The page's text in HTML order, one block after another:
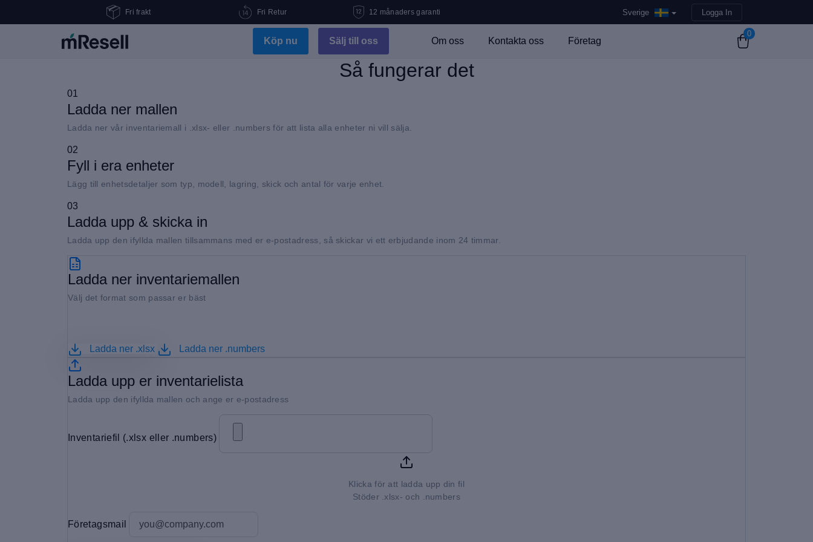
Fri frakt Fri Retur 12 månaders garanti Sverige Logga In
Köp nu Sälj till oss Om oss Kontakta oss Företag
0
Så fungerar det
01
Ladda ner mallen
Ladda ner vår inventariemall i .xlsx- eller .numbers för att lista alla enheter ni vill sälja.
02
Fyll i era enheter
Lägg till enhetsdetaljer som typ, modell, lagring, skick och antal för varje enhet.
03
Ladda upp & skicka in
Ladda upp den ifyllda mallen tillsammans med er e-postadress, så skickar vi ett erbjudande inom 24 timmar.
Ladda ner inventariemallen
Välj det format som passar er bäst
Ladda ner .xlsx Ladda ner .numbers
Ladda upp er inventarielista
Ladda upp den ifyllda mallen och ange er e-postadress
Inventariefil (.xlsx eller .numbers)
Klicka för att ladda upp din fil
Stöder .xlsx- och .numbers
Företagsmail